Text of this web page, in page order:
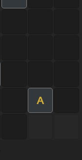
A